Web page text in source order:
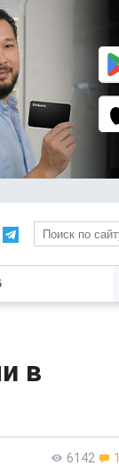
в
6142 1